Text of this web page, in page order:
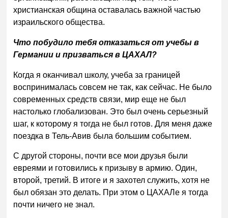
христианская община оставалась важной частью
израильского общества.
Что побудило тебя отказаться от учебы в
Германии и призваться в ЦАХАЛ?
Когда я оканчивал школу, учеба за границей
воспринималась совсем не так, как сейчас. Не было
современных средств связи, мир еще не был
настолько глобализован. Это был очень серьезный
шаг, к которому я тогда не был готов. Для меня даже
поездка в Тель-Авив была большим событием.
С другой стороны, почти все мои друзья были
евреями и готовились к призыву в армию. Один,
второй, третий. В итоге и я захотел служить, хотя не
был обязан это делать. При этом о ЦАХАЛе я тогда
почти ничего не знал.